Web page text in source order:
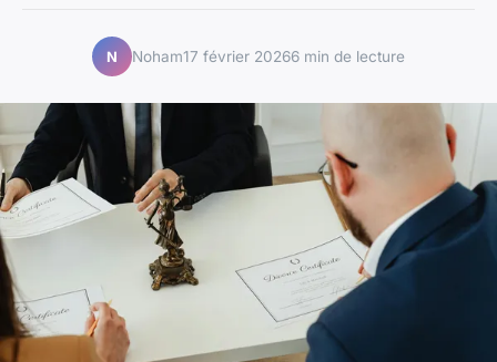
N Noham17 février 20266 min de lecture